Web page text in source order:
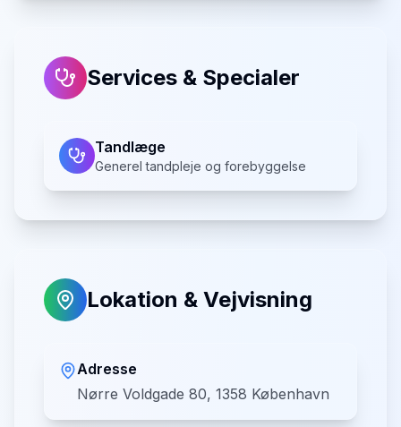
Services & Specialer
Tandlæge
Generel tandpleje og forebyggelse
Lokation & Vejvisning
Adresse
Nørre Voldgade 80, 1358 København